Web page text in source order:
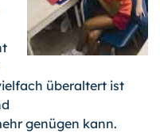
überaltert ist
genügen kann.